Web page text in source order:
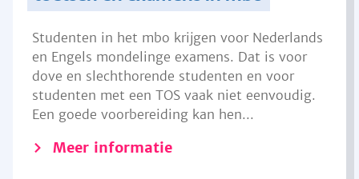
Studenten in het mbo krijgen voor Nederlands
en Engels mondelinge examens. Dat is voor
dove en slechthorende studenten en voor
studenten met een TOS vaak niet eenvoudig.
Een goede voorbereiding kan hen...
Meer informatie